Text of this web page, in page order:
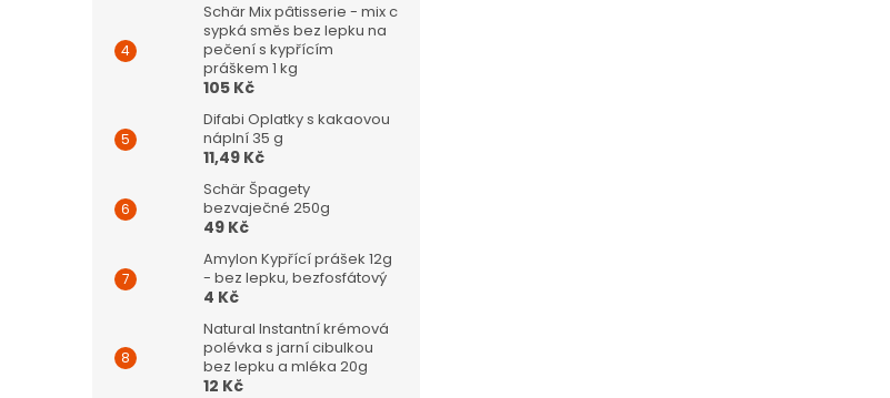
Schär Mix pâtisserie - mix c
sypká směs bez lepku na
pečení s kypřícím
práškem 1 kg
105 Kč
Difabi Oplatky s kakaovou
náplní 35 g
11,49 Kč
Schär Špagety
bezvaječné 250g
49 Kč
Amylon Kypřící prášek 12g
- bez lepku, bezfosfátový
4 Kč
Natural Instantní krémová
polévka s jarní cibulkou
bez lepku a mléka 20g
12 Kč